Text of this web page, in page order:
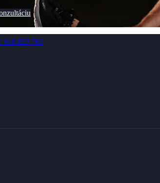
918 823 763